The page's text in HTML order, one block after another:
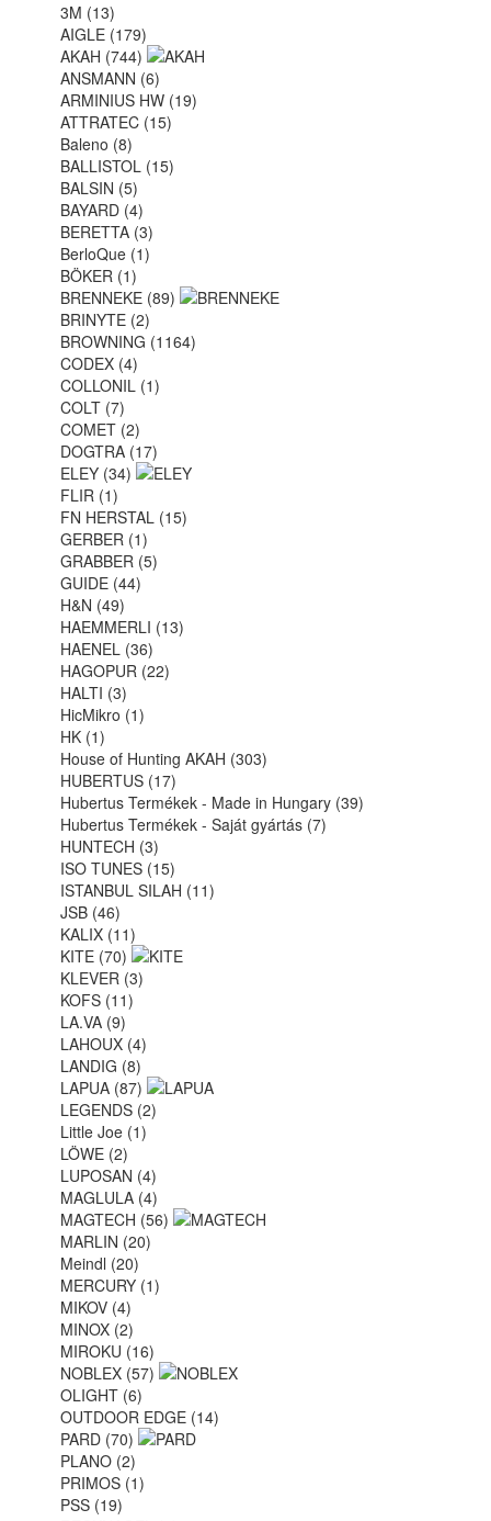
3M (13)
AIGLE (179)
AKAH (744)
ANSMANN (6)
ARMINIUS HW (19)
ATTRATEC (15)
Baleno (8)
BALLISTOL (15)
BALSIN (5)
BAYARD (4)
BERETTA (3)
BerloQue (1)
BÖKER (1)
BRENNEKE (89)
BRINYTE (2)
BROWNING (1164)
CODEX (4)
COLLONIL (1)
COLT (7)
COMET (2)
DOGTRA (17)
ELEY (34)
FLIR (1)
FN HERSTAL (15)
GERBER (1)
GRABBER (5)
GUIDE (44)
H&N (49)
HAEMMERLI (13)
HAENEL (36)
HAGOPUR (22)
HALTI (3)
HicMikro (1)
HK (1)
House of Hunting AKAH (303)
HUBERTUS (17)
Hubertus Termékek - Made in Hungary (39)
Hubertus Termékek - Saját gyártás (7)
HUNTECH (3)
ISO TUNES (15)
ISTANBUL SILAH (11)
JSB (46)
KALIX (11)
KITE (70)
KLEVER (3)
KOFS (11)
LA.VA (9)
LAHOUX (4)
LANDIG (8)
LAPUA (87)
LEGENDS (2)
Little Joe (1)
LÖWE (2)
LUPOSAN (4)
MAGLULA (4)
MAGTECH (56)
MARLIN (20)
Meindl (20)
MERCURY (1)
MIKOV (4)
MINOX (2)
MIROKU (16)
NOBLEX (57)
OLIGHT (6)
OUTDOOR EDGE (14)
PARD (70)
PLANO (2)
PRIMOS (1)
PSS (19)